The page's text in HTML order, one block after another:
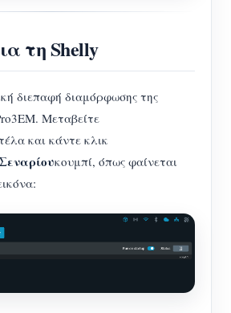
τη Shelly
διεπαφή διαμόρφωσης της
Μεταβείτε
και κάντε κλικ
κουμπί, όπως φαίνεται